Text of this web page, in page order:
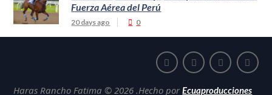
Fuerza Aérea del Perú
20 days ago 0
Haras Rancho Fatima © 2026 .Hecho porEcuaproducciones